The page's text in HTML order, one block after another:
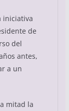
iniciativa
de
del
antes,
a un
mitad la